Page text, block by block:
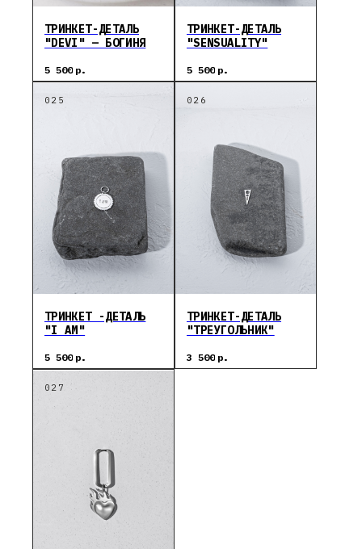
ТРИНКЕТ-ДЕТАЛЬ
"DEVI" — БОГИНЯ
5 500 р.
ТРИНКЕТ-ДЕТАЛЬ
"SENSUALITY"
5 500 р.
ТРИНКЕТ -ДЕТАЛЬ
"I AM"
5 500 р.
ТРИНКЕТ-ДЕТАЛЬ
"ТРЕУГОЛЬНИК"
3 500 р.